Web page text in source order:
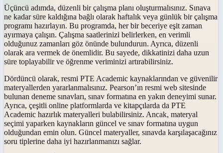
Üçüncü adımda, düzenli bir çalışma planı oluşturmalısınız. Sınava
ne kadar süre kaldığına bağlı olarak haftalık veya günlük bir çalışma
programı hazırlayın. Bu programda, her bir beceriye eşit zaman
ayırmaya çalışın. Çalışma saatlerinizi belirlerken, en verimli
olduğunuz zamanları göz önünde bulundurun. Ayrıca, düzenli
olarak ara vermek de önemlidir. Bu sayede, dikkatinizi daha uzun
süre toplayabilir ve öğrenme veriminizi artırabilirsiniz.
Dördüncü olarak, resmi PTE Academic kaynaklarından ve güvenilir
materyallerden yararlanmalısınız. Pearson’ın resmi web sitesinde
bulunan deneme sınavları, sınav formatına en yakın deneyimi sunar.
Ayrıca, çeşitli online platformlarda ve kitapçılarda da PTE
Academic hazırlık materyalleri bulabilirsiniz. Ancak, materyal
seçimi yaparken kaynakların güncel ve sınav formatına uygun
olduğundan emin olun. Güncel materyaller, sınavda karşılaşacağınız
soru tiplerine daha iyi hazırlanmanızı sağlar.